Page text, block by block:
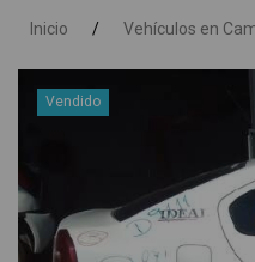
Inicio / Vehículos en
Vendido